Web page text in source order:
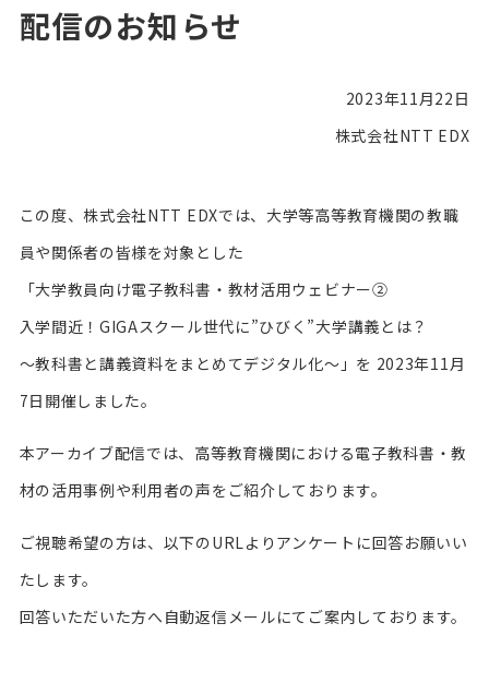
配信のお知らせ
2023年11月22日
株式会社NTT EDX
この度、株式会社NTT EDXでは、大学等高等教育機関の教職
員や関係者の皆様を対象とした
「大学教員向け電子教科書・教材活用ウェビナー②
入学間近！GIGAスクール世代に”ひびく”大学講義とは？
～教科書と講義資料をまとめてデジタル化～」を 2023年11月
7日開催しました。
本アーカイブ配信では、高等教育機関における電子教科書・教
材の活用事例や利用者の声をご紹介しております。
ご視聴希望の方は、以下のURLよりアンケートに回答お願いい
たします。
回答いただいた方へ自動返信メールにてご案内しております。